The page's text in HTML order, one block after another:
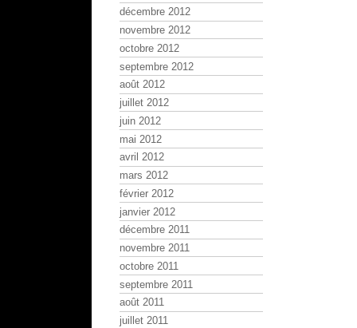
décembre 2012
novembre 2012
octobre 2012
septembre 2012
août 2012
juillet 2012
juin 2012
mai 2012
avril 2012
mars 2012
février 2012
janvier 2012
décembre 2011
novembre 2011
octobre 2011
septembre 2011
août 2011
juillet 2011